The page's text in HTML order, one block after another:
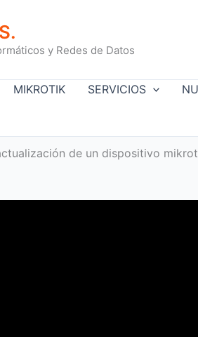
y Redes de Datos
MIKROTIK SERVICIOS
de un dispositivo